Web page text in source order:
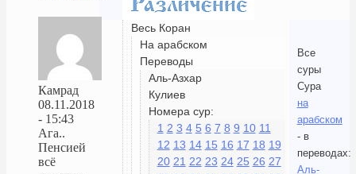
Весь Коран
На арабском
Переводы
Аль-Азхар
Кулиев
Номера сур:
1 2 3 4 5 6 7 8 9 10 11
12 13 14 15 16 17 18 19
20 21 22 23 24 25 26 27
Все
суры
Сура
на
арабском
- в
переводах:
Аль-
Камрад
08.11.2018
- 15:43
Ага..
Пенсией
всё